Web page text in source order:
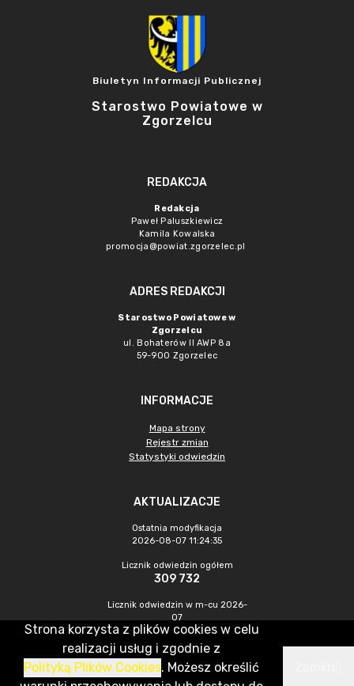
Biuletyn Informacji Publicznej
Starostwo Powiatowe w
Zgorzelcu
REDAKCJA
Redakcja
Paweł Paluszkiewicz
Kamila Kowalska
promocja@powiat.zgorzelec.pl
ADRES REDAKCJI
Starostwo Powiatowe w
Zgorzelcu
ul. Bohaterów II AWP 8a
59-900 Zgorzelec
INFORMACJE
Mapa strony
Rejestr zmian
Statystyki odwiedzin
AKTUALIZACJE
Ostatnia modyfikacja
2026-08-07 11:24:35
Licznik odwiedzin ogółem
309 732
Licznik odwiedzin w m-cu 2026-
07
430
CMS & Hosting: Nefeni Sp. z o.o.
Strona korzysta z plików cookies w celu
realizacji usług i zgodnie z
Polityką Plików Cookies. Możesz określić